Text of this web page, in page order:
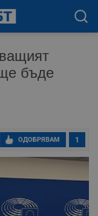
бъде
1
ОДОБРЯВАМ